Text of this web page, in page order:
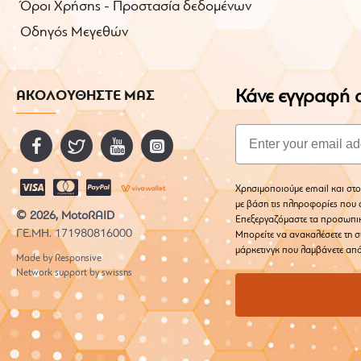
Όροι Χρήσης - Προστασία δεδομένων
Οδηγός Μεγεθών
ΑΚΟΛΟΥΘΗΣΤΕ ΜΑΣ
© 2026, MotoRAID
ΓΕ.ΜΗ. 171980816000
Made by Responsive
Network support by swissns
Κάνε εγγραφή
Email
Χρησιμοποιούμε email και
με βάση τις πληροφορίες που
Επεξεργαζόμαστε τα
Μπορείτε να ανακαλέσετε τη
μάρκετινγκ που λαμβάνετε